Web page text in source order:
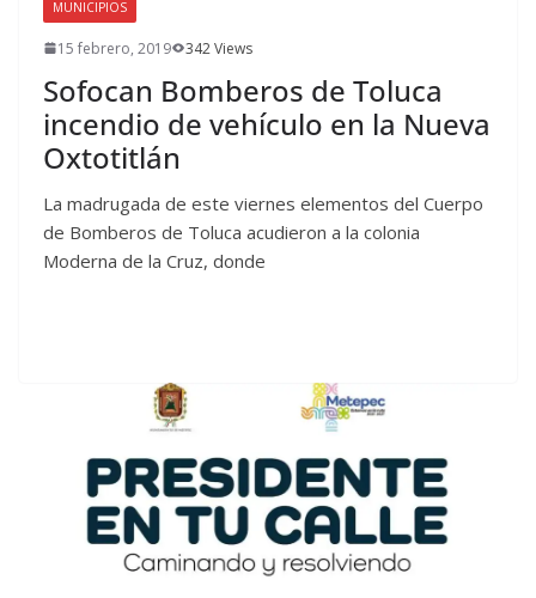
MUNICIPIOS
15 febrero, 2019 342 Views
Sofocan Bomberos de Toluca
incendio de vehículo en la Nueva
Oxtotitlán
La madrugada de este viernes elementos del Cuerpo
de Bomberos de Toluca acudieron a la colonia
Moderna de la Cruz, donde